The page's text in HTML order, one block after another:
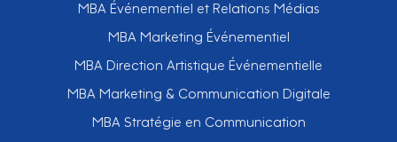
MBA Événementiel et Relations Médias
MBA Marketing Événementiel
MBA Direction Artistique Événementielle
MBA Marketing & Communication Digitale
MBA Stratégie en Communication